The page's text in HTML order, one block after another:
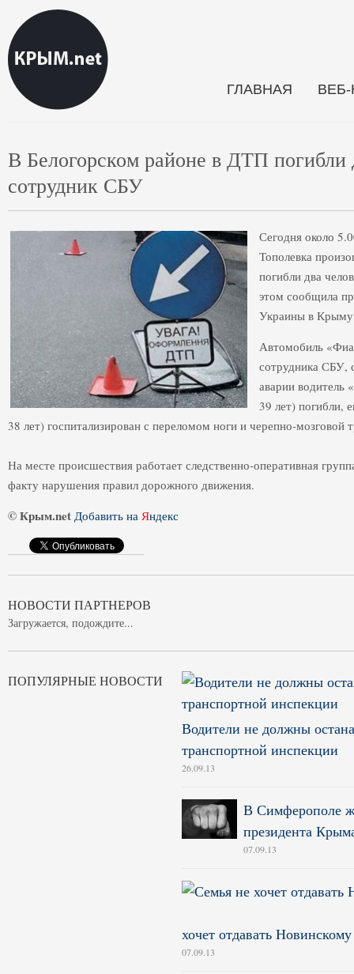
ГЛАВНАЯ
В Белогорском районе в ДТП погибли
сотрудник СБУ
Сегодня около
Тополевка
погибли два
этом сообщила
Украины в
Автомобиль
сотрудника СБУ,
аварии водитель
39 лет) погибли,
38 лет) госпитализирован с переломом ноги и черепно-мозговой
На месте происшествия работает следственно-оперативная
факту нарушения правил дорожного движения.
© Крым.net Добавить на Яндекс
НОВОСТИ ПАРТНЕРОВ
Загружается, подождите...
ПОПУЛЯРНЫЕ НОВОСТИ
Водители не должны
транспортной инспекции
26.09.13
В Симферополе
президента
07.09.13
хочет отдавать
07.09.13